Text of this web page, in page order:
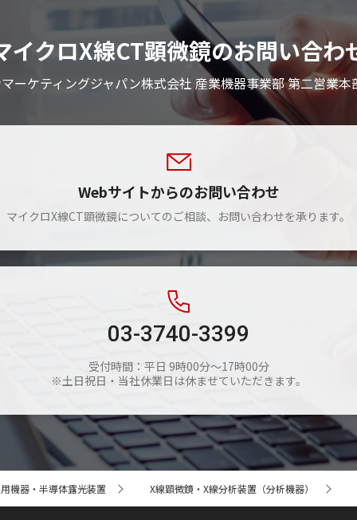
イクロX線CT顕微鏡のお問い合わ
ーケティングジャパン株式会社 産業機器事業部 第二営業本
Webサイトからのお問い合わせ
マイクロX線CT顕微鏡についてのご相談、お問い合わせを承ります。
03-3740-3399
受付時間：平日 9時00分～17時00分
※土日祝日・当社休業日は休ませていただきます。
機器・半導体露光装置 X線顕微鏡・X線分析装置（分析機器）